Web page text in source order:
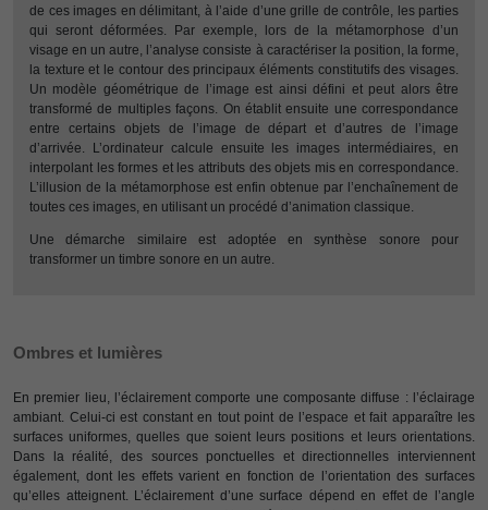
de ces images en délimitant, à l’aide d’une grille de contrôle, les parties
qui seront déformées. Par exemple, lors de la métamorphose d’un
visage en un autre, l’analyse consiste à caractériser la position, la forme,
la texture et le contour des principaux éléments constitutifs des visages.
Un modèle géométrique de l’image est ainsi défini et peut alors être
transformé de multiples façons. On établit ensuite une correspondance
entre certains objets de l’image de départ et d’autres de l’image
d’arrivée. L’ordinateur calcule ensuite les images intermédiaires, en
interpolant les formes et les attributs des objets mis en correspondance.
L’illusion de la métamorphose est enfin obtenue par l’enchaînement de
toutes ces images, en utilisant un procédé d’animation classique.
Une démarche similaire est adoptée en synthèse sonore pour
transformer un timbre sonore en un autre.
Ombres et lumières
En premier lieu, l’éclairement comporte une composante diffuse : l’éclairage
ambiant. Celui-ci est constant en tout point de l’espace et fait apparaître les
surfaces uniformes, quelles que soient leurs positions et leurs orientations.
Dans la réalité, des sources ponctuelles et directionnelles interviennent
également, dont les effets varient en fonction de l’orientation des surfaces
qu’elles atteignent. L’éclairement d’une surface dépend en effet de l’angle